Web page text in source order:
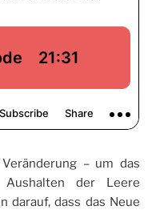
– um das
der Leere
darauf, dass das Neue